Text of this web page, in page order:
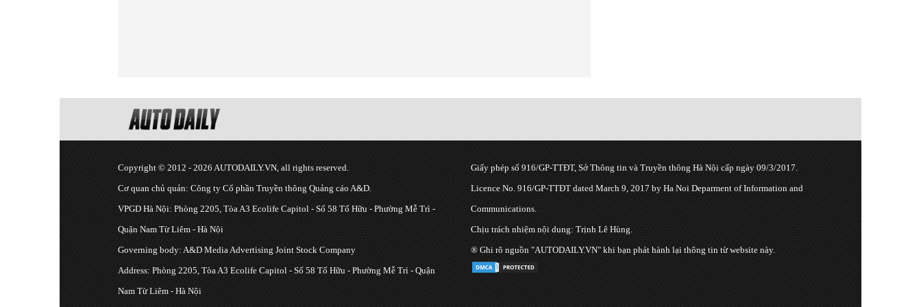
Copyright © 2012 - 2026 AUTODAILY.VN, all rights reserved.
Cơ quan chủ quản: Công ty Cổ phần Truyền thông Quảng cáo A&D.
VPGD Hà Nội: Phòng 2205, Tòa A3 Ecolife Capitol - Số 58 Tố Hữu - Phường Mễ Trì -
Quận Nam Từ Liêm - Hà Nội
Governing body: A&D Media Advertising Joint Stock Company
Address: Phòng 2205, Tòa A3 Ecolife Capitol - Số 58 Tố Hữu - Phường Mễ Trì - Quận
Nam Từ Liêm - Hà Nội
Giấy phép số 916/GP-TTĐT, Sở Thông tin và Truyền thông Hà Nội cấp ngày 09/3/2017.
Licence No. 916/GP-TTĐT dated March 9, 2017 by Ha Noi Deparment of Information and
Communications.
Chịu trách nhiệm nội dung: Trịnh Lê Hùng.
® Ghi rõ nguồn "AUTODAILY.VN" khi bạn phát hành lại thông tin từ website này.